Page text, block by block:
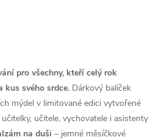
pro všechny, kteří celý rok
kus svého srdce. Dárkový balíček
mýdel v limitované edici vytvořené
učitele, vychovatele i asistenty
na duši – jemné měsíčkové